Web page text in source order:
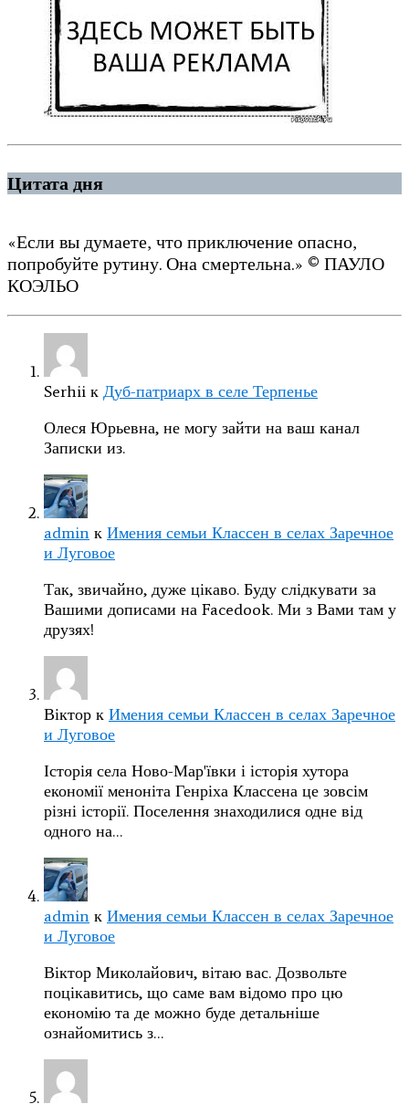
Цитата дня
«Если вы думаете, что приключение опасно,
попробуйте рутину. Она смертельна.» © ПАУЛО
КОЭЛЬО
Serhii к Дуб-патриарх в селе Терпенье
Олеся Юрьевна, не могу зайти на ваш канал
Записки из.
admin к Имения семьи Классен в селах Заречное
и Луговое
Так, звичайно, дуже цікаво. Буду слідкувати за
Вашими дописами на Facedook. Ми з Вами там у
друзях!
Віктор к Имения семьи Классен в селах Заречное
и Луговое
Історія села Ново-Мар'ївки і історія хутора
економії меноніта Генріха Классена це зовсім
різні історії. Поселення знаходилися одне від
одного на…
admin к Имения семьи Классен в селах Заречное
и Луговое
Віктор Миколайович, вітаю вас. Дозвольте
поцікавитись, що саме вам відомо про цю
економію та де можно буде детальніше
ознайомитись з…